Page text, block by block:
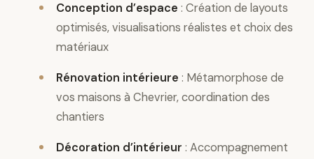
Conception d’espace : Création de layouts
optimisés, visualisations réalistes et choix des
matériaux
Rénovation intérieure : Métamorphose de
vos maisons à Chevrier, coordination des
chantiers
Décoration d’intérieur : Accompagnement